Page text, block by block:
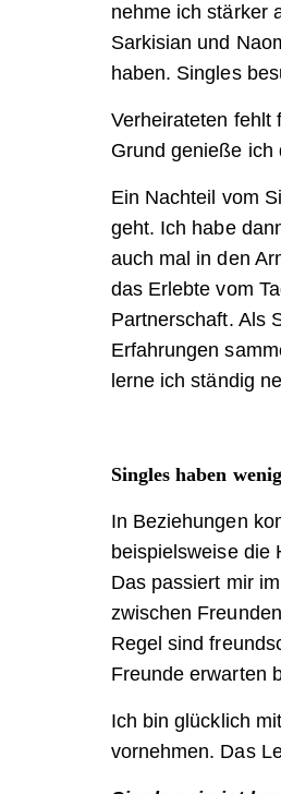
nehme ich stärker
Sarkisian und
haben. Singles
Verheirateten fehlt
Grund genieße ich
Ein Nachteil vom
geht. Ich habe
auch mal in den
das Erlebte vom
Partnerschaft. Als
Erfahrungen
lerne ich ständig
Singles haben
In Beziehungen
beispielsweise die
Das passiert mir
zwischen
Regel sind
Freunde erwarten
Ich bin glücklich
vornehmen. Das